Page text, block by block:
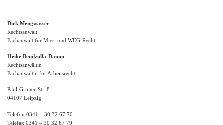
Dirk Mengwasser
Rechtsanwalt
Fachanwalt für Miet- und WEG-Recht
Heike Bendzulla-Damm
Rechtsanwältin
Fachanwältin für Arbeitsrecht
Paul-Gruner-Str. 8
04107 Leipzig
Telefon 0341 – 30 32 67 70
Telefax 0341 – 30 32 67 79